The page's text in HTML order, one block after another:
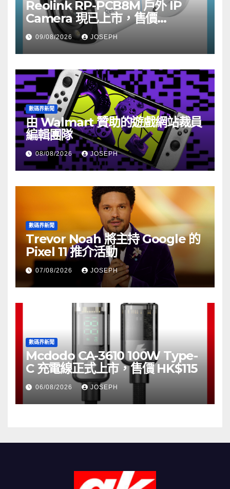
Reolink RP-PCB8M 戶外 IP
Camera 現已上市，售價
HK$722
09/08/2026 JOSEPH
數碼界新聞
由 Walmart 贊助的遊戲網站裁員
編輯團隊
08/08/2026 JOSEPH
數碼界新聞
Trevor Noah 將主持 Google 的
Pixel 11 推介活動
07/08/2026 JOSEPH
數碼界新聞
Mcdodo CA-3610 100W Type-
C 充電線正式上市，售價 HK$115
06/08/2026 JOSEPH